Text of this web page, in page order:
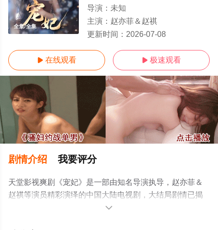
全集/全集
导演： 未知
主演： 赵亦菲＆赵祺
更新时间： 2026-07-08
 在线观看  极速观看
剧情介绍 我要评分
天堂影视爽剧《宠妃》是一部由知名导演执导，赵亦菲＆
赵祺等演员精彩演绎的中国大陆电视剧，大结局剧情已揭
晓（全集），手机免费观看高清无删减完整版电视剧全集
